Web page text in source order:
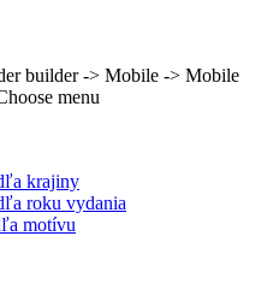
builder -> Mobile -> Mobile
menu
krajiny
roku vydania
motívu